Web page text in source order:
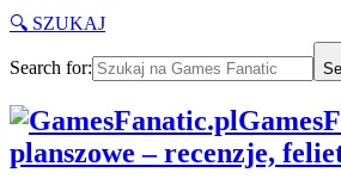
🔍 SZUKAJ
Search for:
planszowe – recenzje,